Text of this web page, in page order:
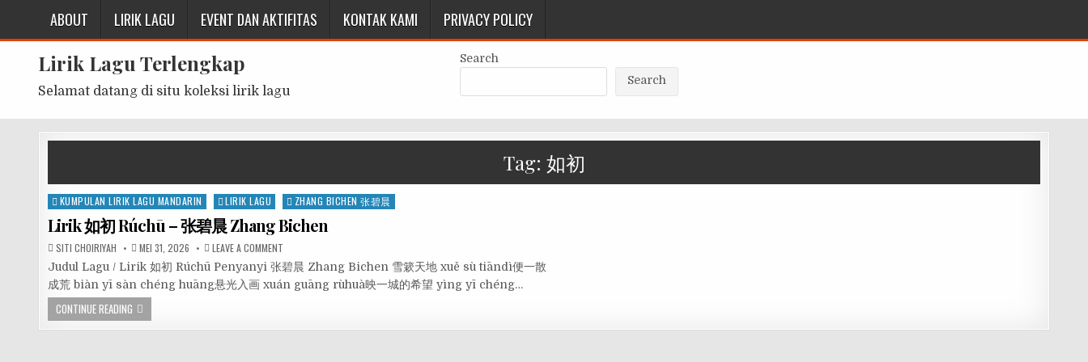
ABOUT LIRIK LAGU EVENT DAN AKTIFITAS KONTAK KAMI PRIVACY POLICY
Lirik Lagu Terlengkap
Selamat datang di situ koleksi lirik lagu
Search
Search
Tag: 如初
Posted
in
KUMPULAN LIRIK LAGU MANDARIN LIRIK LAGU ZHANG BICHEN 张碧晨
Lirik 如初 Rúchū – 张碧晨 Zhang Bichen
SITI CHOIRIYAH MEI 31, 2026 LEAVE A COMMENT
Judul Lagu / Lirik 如初 Rúchū Penyanyi 张碧晨 Zhang Bichen 雪簌天地 xuě sù tiāndì便一散
成荒 biàn yī sàn chéng huāng悬光入画 xuán guāng rùhuà映一城的希望 yìng yī chéng…
CONTINUE READING